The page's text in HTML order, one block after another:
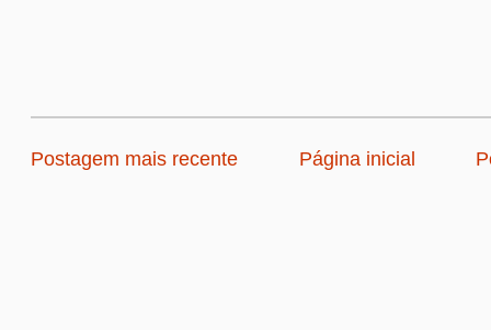
Postagem mais recente Página inicial